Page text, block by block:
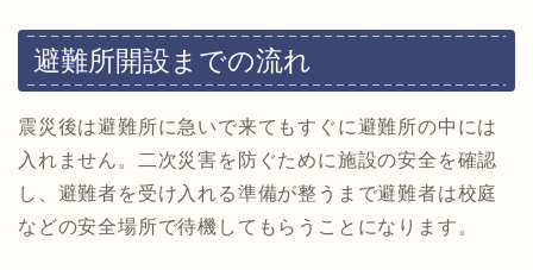
避難所開設までの流れ
震災後は避難所に急いで来てもすぐに避難所の中には
入れません。二次災害を防ぐために施設の安全を確認
し、避難者を受け入れる準備が整うまで避難者は校庭
などの安全場所で待機してもらうことになります。